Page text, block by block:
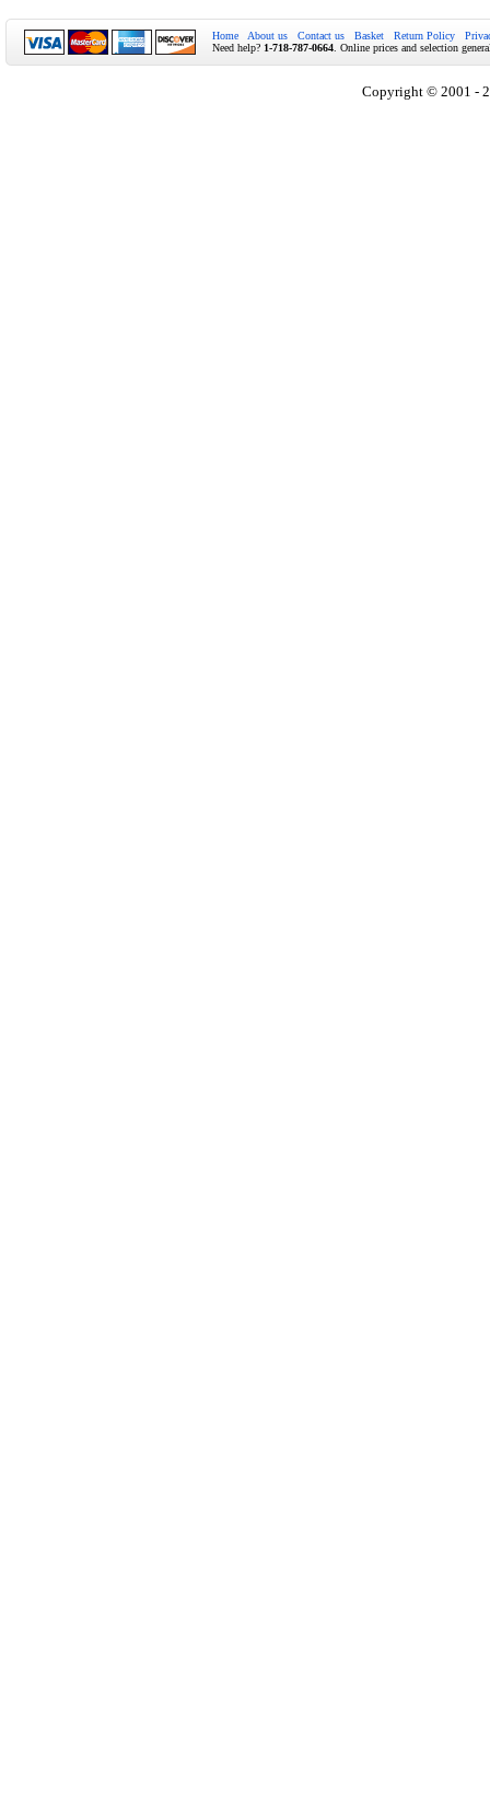
Home About us Contact us Basket Return Policy
Need help? 1-718-787-0664 . Online prices and selection
Copyright © 2001 -